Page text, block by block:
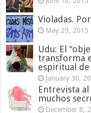
Violadas.
May 29, 2015
Udu: El
transforma
espiritual
January 30,
Entrevista
muchos
December 8,